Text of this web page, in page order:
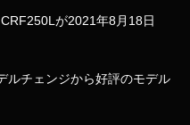
が2021年8月18日
ルチェンジから好評のモデル